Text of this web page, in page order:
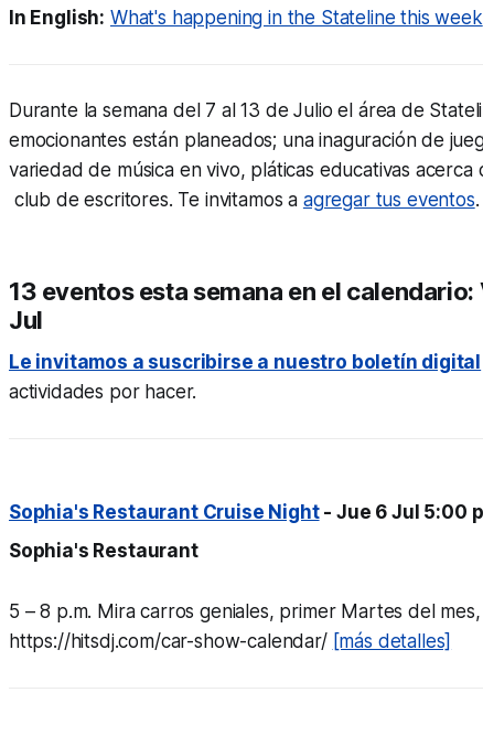
In English: What's happening in the Stateline this week
Durante la semana del 7 al 13 de Julio el área de
emocionantes están planeados; una inaguración de
variedad de música en vivo, pláticas educativas
club de escritores. Te invitamos a agregar tus eventos.
13 eventos esta semana en el
Jul
Le invitamos a suscribirse a nuestro boletín digital
actividades por hacer.
Sophia's Restaurant Cruise Night- Jue 6 Jul 5:00
Sophia's Restaurant
5 – 8 p.m. Mira carros geniales, primer Martes del
https://hitsdj.com/car-show-calendar/ [más detalles]